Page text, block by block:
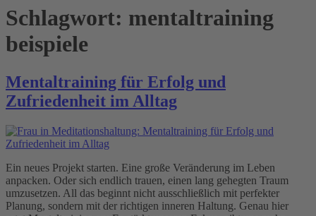
Schlagwort: mentaltraining
beispiele
Mentaltraining für Erfolg und
Zufriedenheit im Alltag
Ein neues Projekt starten. Eine große Veränderung im Leben
anpacken. Oder sich endlich trauen, einen lang gehegten Traum
umzusetzen. All das beginnt nicht ausschließlich mit perfekter
Planung, sondern mit der richtigen inneren Haltung. Genau hier